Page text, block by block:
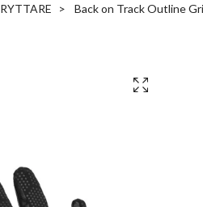
RYTTARE Back on Track Outline